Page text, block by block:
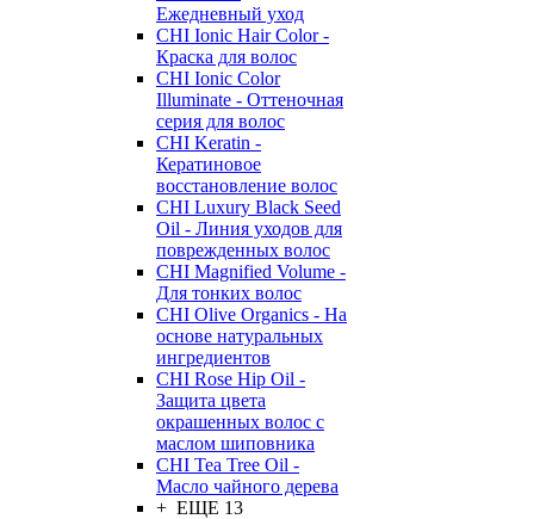
Ежедневный уход
CHI Ionic Hair Color -
Краска для волос
CHI Ionic Color
Illuminate - Оттеночная
серия для волос
CHI Keratin -
Кератиновое
восстановление волос
CHI Luxury Black Seed
Oil - Линия уходов для
поврежденных волос
CHI Magnified Volume -
Для тонких волос
CHI Olive Organics - На
основе натуральных
ингредиентов
CHI Rose Hip Oil -
Защита цвета
окрашенных волос с
маслом шиповника
CHI Tea Tree Oil -
Масло чайного дерева
+ ЕЩЕ 13